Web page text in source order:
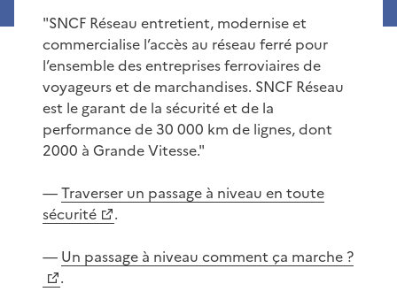
"SNCF Réseau entretient, modernise et
commercialise l’accès au réseau ferré pour
l’ensemble des entreprises ferroviaires de
voyageurs et de marchandises. SNCF Réseau
est le garant de la sécurité et de la
performance de 30 000 km de lignes, dont
2000 à Grande Vitesse."
—Traverser un passage à niveau en toute
sécurité
.
— Un passage à niveau comment ça marche ?
.